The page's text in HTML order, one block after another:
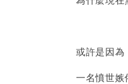
或許是因為
一名憤世嫉